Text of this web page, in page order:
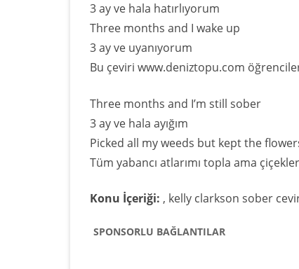
3 ay ve hala hatırlıyorum
Three months and I wake up
3 ay ve uyanıyorum
Bu çeviri www.deniztopu.com
Three months and I’m still sober
3 ay ve hala ayığım
Picked all my weeds but kept the
Tüm yabancı atlarımı topla ama
Konu İçeriği: , kelly clarkson sober
SPONSORLU BAĞLANTILAR